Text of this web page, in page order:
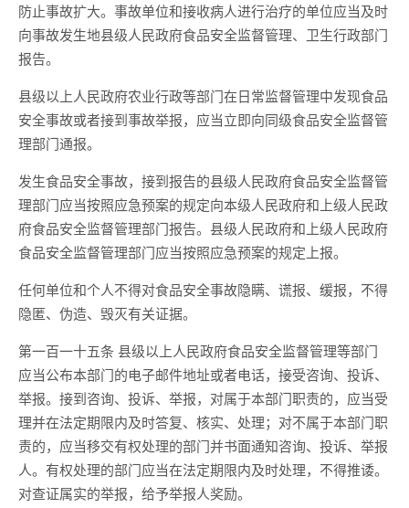
防止事故扩大。事故单位和接收病人进行治疗的单位应当及时
向事故发生地县级人民政府食品安全监督管理、卫生行政部门
报告。
县级以上人民政府农业行政等部门在日常监督管理中发现食品
安全事故或者接到事故举报，应当立即向同级食品安全监督管
理部门通报。
发生食品安全事故，接到报告的县级人民政府食品安全监督管
理部门应当按照应急预案的规定向本级人民政府和上级人民政
府食品安全监督管理部门报告。县级人民政府和上级人民政府
食品安全监督管理部门应当按照应急预案的规定上报。
任何单位和个人不得对食品安全事故隐瞒、谎报、缓报，不得
隐匿、伪造、毁灭有关证据。
第一百一十五条 县级以上人民政府食品安全监督管理等部门
应当公布本部门的电子邮件地址或者电话，接受咨询、投诉、
举报。接到咨询、投诉、举报，对属于本部门职责的，应当受
理并在法定期限内及时答复、核实、处理；对不属于本部门职
责的，应当移交有权处理的部门并书面通知咨询、投诉、举报
人。有权处理的部门应当在法定期限内及时处理，不得推诿。
对查证属实的举报，给予举报人奖励。